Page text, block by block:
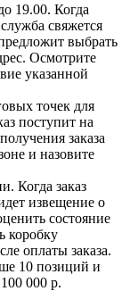
19.00. Когда
свяжется
выбрать
Осмотрите
указанной
точек для
поступит на
заказа
и назовите
Когда заказ
извещение о
состояние
коробку
оплаты заказа.
10 позиций и
000 р.